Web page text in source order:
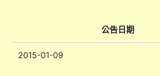
公告日期
2015-01-09